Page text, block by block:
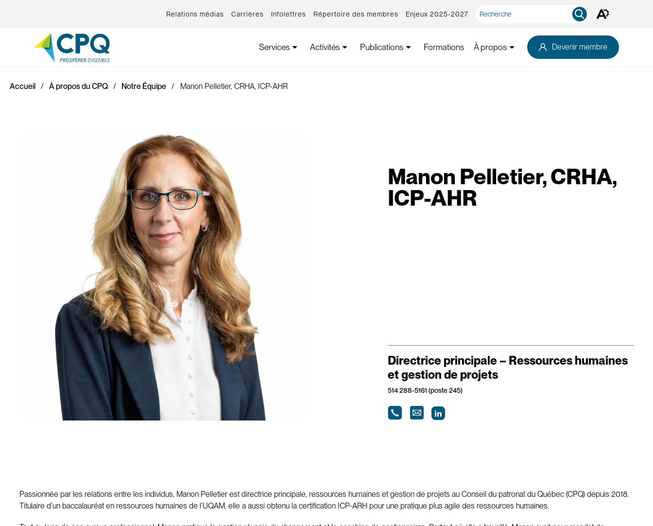
Relations médias Carrières Infolettres Répertoire des membres Enjeux 2025-2027
rapide
Ouvrez
d'outils
d'accessibilité.
Services Activités Publications Formations À propos Devenir membre
Accueil À propos du CPQ Notre Équipe Manon Pelletier, CRHA, ICP-AHR
Manon Pelletier, CRHA,
ICP-AHR
Directrice principale – Ressources humaines
et gestion de projets
514 288-5161 (poste 245)
LinkedIn
Passionnée par les relations entre les individus, Manon Pelletier est directrice principale, ressources humaines et gestion de projets au Conseil du patronat du Québec (CPQ) depuis 2018.
Titulaire d’un baccalauréat en ressources humaines de l’UQAM, elle a aussi obtenu la certification ICP-ARH pour une pratique plus agile des ressources humaines.